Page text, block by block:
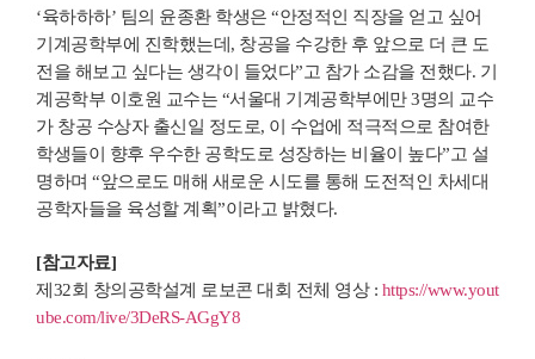
‘육하하하’ 팀의 윤종환 학생은 “안정적인 직장을 얻고 싶어
기계공학부에 진학했는데, 창공을 수강한 후 앞으로 더 큰 도
전을 해보고 싶다는 생각이 들었다”고 참가 소감을 전했다. 기
계공학부 이호원 교수는 “서울대 기계공학부에만 3명의 교수
가 창공 수상자 출신일 정도로, 이 수업에 적극적으로 참여한
학생들이 향후 우수한 공학도로 성장하는 비율이 높다”고 설
명하며 “앞으로도 매해 새로운 시도를 통해 도전적인 차세대
공학자들을 육성할 계획”이라고 밝혔다.
[참고자료]
제32회 창의공학설계 로보콘 대회 전체 영상 : https://www.yout
ube.com/live/3DeRS-AGgY8